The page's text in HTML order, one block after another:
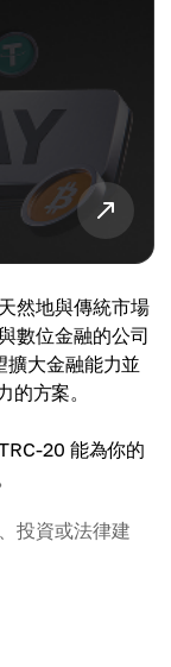
然地與傳統市場
數位金融的公司
擴大金融能力並
方案。
20 能為你的
投資或法律建